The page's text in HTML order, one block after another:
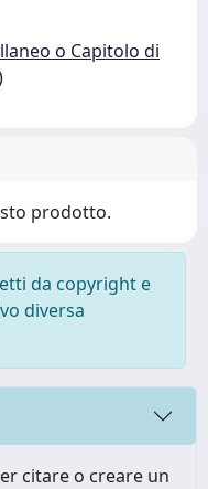
o Capitolo di
prodotto.
da copyright e
diversa
citare o creare un